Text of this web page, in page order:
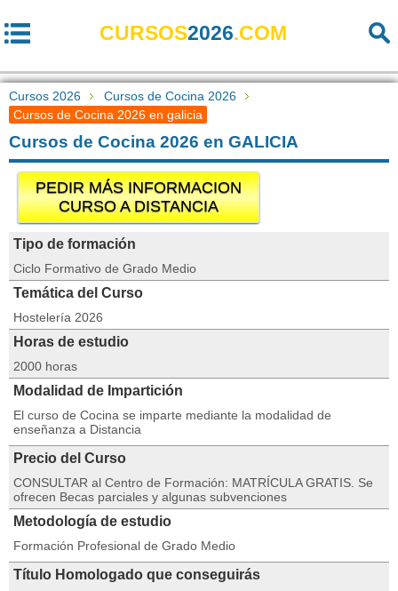
CURSOS2026.COM
Cursos 2026
Cursos de Cocina 2026
Cursos de Cocina 2026 en galicia
Cursos de Cocina 2026 en GALICIA
PEDIR MÁS INFORMACION
CURSO A DISTANCIA
Tipo de formación
Ciclo Formativo de Grado Medio
Temática del Curso
Hostelería 2026
Horas de estudio
2000 horas
Modalidad de Impartición
El curso de Cocina se imparte mediante la modalidad de
enseñanza a Distancia
Precio del Curso
CONSULTAR al Centro de Formación: MATRÍCULA GRATIS. Se
ofrecen Becas parciales y algunas subvenciones
Metodología de estudio
Formación Profesional de Grado Medio
Título Homologado que conseguirás